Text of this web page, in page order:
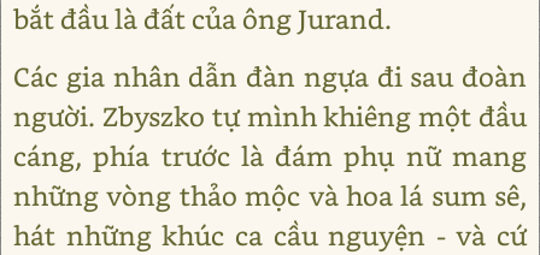
bắt đầu là đất của ông Jurand.
Các gia nhân dẫn đàn ngựa đi sau đoàn
người. Zbyszko tự mình khiêng một đầu
cáng, phía trước là đám phụ nữ mang
những vòng thảo mộc và hoa lá sum sê,
hát những khúc ca cầu nguyện - và cứ